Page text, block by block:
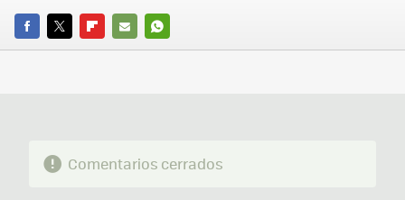
FACEBOOK
TWITTERFLIPBOARD
E-
WHATSAPP
Comentarios cerrados